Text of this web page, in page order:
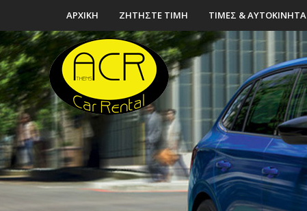
ΑΡΧΙΚΗ ΖΗΤΗΣΤΕ ΤΙΜΗ ΤΙΜΕΣ & ΑΥΤΟΚΙΝΗΤΑ